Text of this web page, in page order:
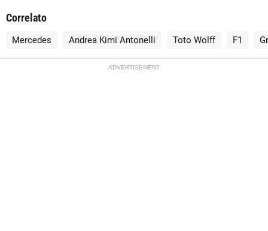
Correlato
Mercedes Andrea Kimi Antonelli Toto Wolff F1
ADVERTISEMENT